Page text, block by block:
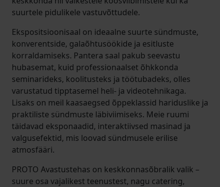
suurtele pidulikele vastuvõttudele.
Ekspositsioonisaal on ideaalne suurte sündmuste,
konverentside, galaõhtusöökide ja esitluste
korraldamiseks. Pantera saal pakub seevastu
hubasemat, kuid professionaalset õhkkonda
seminarideks, koolitusteks ja töötubadeks, olles
varustatud tipptasemel heli- ja videotehnikaga.
Lisaks on meil kaasaegsed õppeklassid hariduslike ja
praktiliste sündmuste läbiviimiseks. Meie ruumi
täidavad eksponaadid, interaktiivsed masinad ja
valgusefektid, mis loovad sündmusele erilise
atmosfääri.
PROTO Avastustehas on keskkonnasõbralik valik –
suure osa vajalikest teenustest, nagu catering,